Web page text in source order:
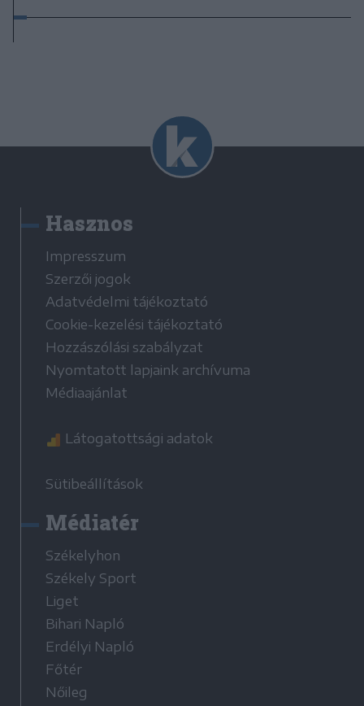
Hasznos
Impresszum
Szerzői jogok
Adatvédelmi tájékoztató
Cookie-kezelési tájékoztató
Hozzászólási szabályzat
Nyomtatott lapjaink archívuma
Médiaajánlat
Látogatottsági adatok
Sütibeállítások
Médiatér
Székelyhon
Székely Sport
Liget
Bihari Napló
Erdélyi Napló
Főtér
Nőileg